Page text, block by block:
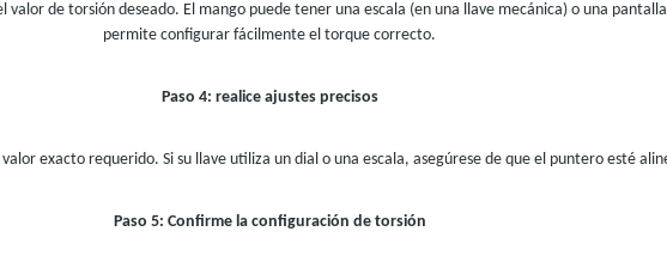
de torsión deseado. El mango puede tener una escala (en una llave mecánica) o una
permite configurar fácilmente el torque correcto.
Paso 4: realice ajustes precisos
exacto requerido. Si su llave utiliza un dial o una escala, asegúrese de que el puntero esté
Paso 5: Confirme la configuración de torsión